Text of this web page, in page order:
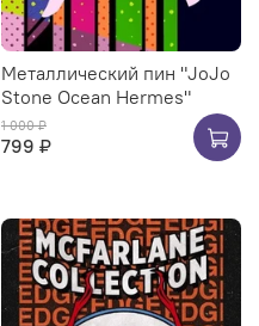
Металлический пин "JoJo
Stone Ocean Hermes"
1 000 ₽
799 ₽